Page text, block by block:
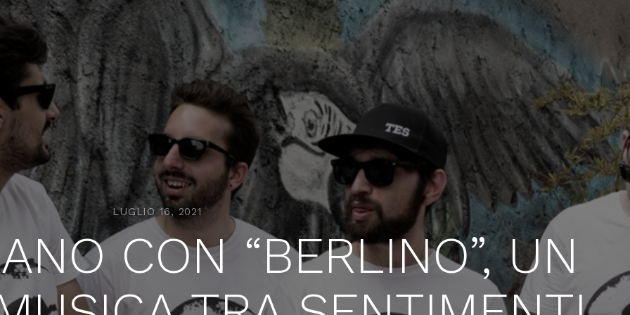
LUGLIO 16, 2021
CON “BERLINO”, UN